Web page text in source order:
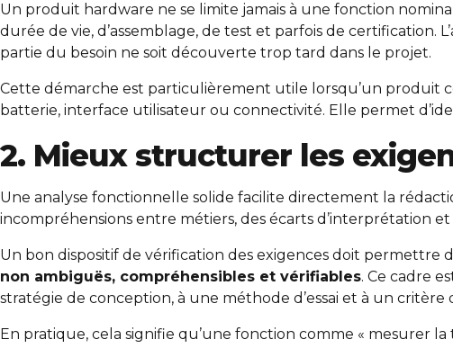
Un produit hardware ne se limite jamais à une fonction
durée de vie, d’assemblage, de test et parfois de
partie du besoin ne soit découverte trop tard dans le projet.
Cette démarche est particulièrement utile lorsqu’un produit
batterie, interface utilisateur ou connectivité. Elle permet
2. Mieux structurer les
Une analyse fonctionnelle solide facilite directement la
incompréhensions entre métiers, des écarts d’interprétation
Un bon dispositif de vérification des exigences doit permettre
non ambiguës, compréhensibles et vérifiables. Ce cadre
stratégie de conception, à une méthode d’essai et à un critère
En pratique, cela signifie qu’une fonction comme « mesurer